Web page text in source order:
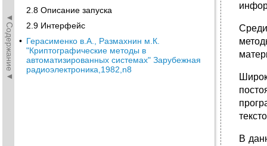
◄Содержание◄
2.8 Описание запуска
2.9 Интерфейс
• Герасименко в.А., Размахнин м.К.
"Криптографические методы в
автоматизированных системах" Зарубежная
радиоэлектроника,1982,n8
В